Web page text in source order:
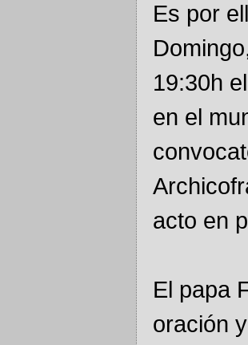
Es por
19:30h
en el
acto en
El papa
oración